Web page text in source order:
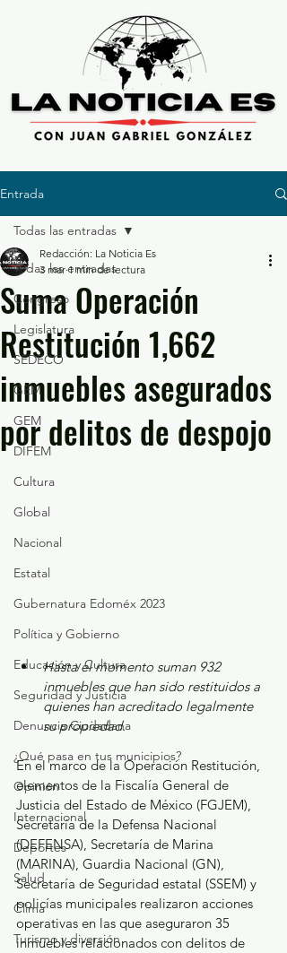
Entrada
Todas las entradas
Congreso
Legislatura
SEDECO
GEM
GEM
DIFEM
Cultura
Global
Nacional
Estatal
Gubernatura Edoméx 2023
Política y Gobierno
Educación y Cultura
Seguridad y Justicia
Denuncia Ciudadana
¿Qué pasa en tus municipios?
Opinión
Internacional
Deportes
Salud
Clima
Turismo y diversión
Todas las entradas
Suma Operación
Restitución 1,662
inmuebles asegurados
por delitos de despojo
Redacción: La Noticia Es
3 mar 1 min de lectura
Hasta el momento suman 932
inmuebles que han sido restituidos a
quienes han acreditado legalmente
su propiedad.
En el marco de la Operación Restitución,
elementos de la Fiscalía General de
Justicia del Estado de México (FGJEM),
Secretaría de la Defensa Nacional
(DEFENSA), Secretaría de Marina
(MARINA), Guardia Nacional (GN),
Secretaría de Seguridad estatal (SSEM) y
policías municipales realizaron acciones
operativas en las que aseguraron 35
inmuebles relacionados con delitos de